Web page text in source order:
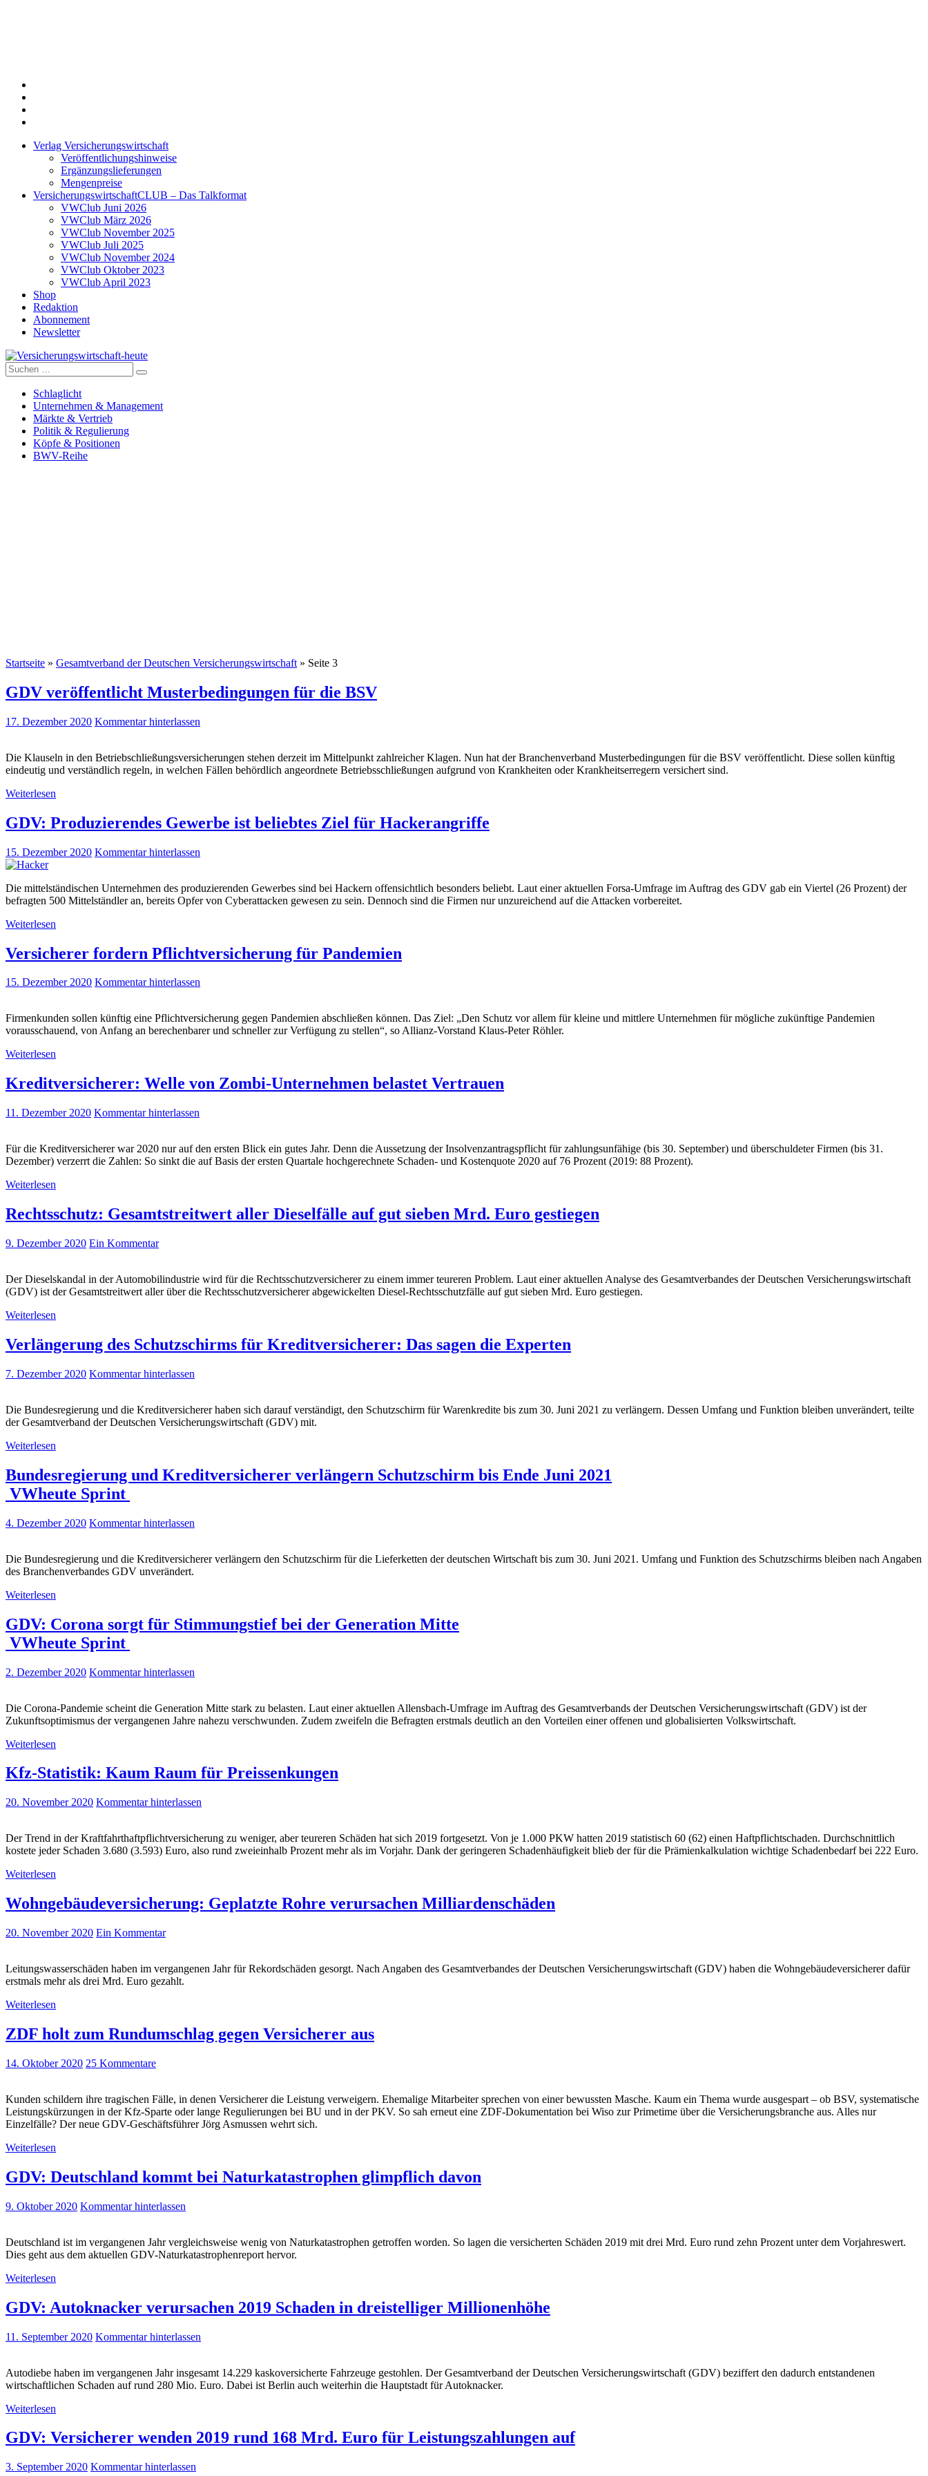
Verlag Versicherungswirtschaft
Veröffentlichungshinweise
Ergänzungslieferungen
Mengenpreise
VersicherungswirtschaftCLUB – Das Talkformat
VWClub Juni 2026
VWClub März 2026
VWClub November 2025
VWClub Juli 2025
VWClub November 2024
VWClub Oktober 2023
VWClub April 2023
Shop
Redaktion
Abonnement
Newsletter
Versicherungswirtschaft-heute
Suche
nach:
Schlaglicht
Unternehmen & Management
Märkte & Vertrieb
Politik & Regulierung
Köpfe & Positionen
BWV-Reihe
Startseite » Gesamtverband der Deutschen Versicherungswirtschaft » Seite 3
GDV veröffentlicht Musterbedingungen für die BSV
17. Dezember 2020 Kommentar hinterlassen
Die Klauseln in den Betriebschließungsversicherungen stehen derzeit im Mittelpunkt zahlreicher Klagen. Nun hat der Branchenverband Musterbedingungen für die BSV veröffentlicht. Diese sollen künftig
eindeutig und verständlich regeln, in welchen Fällen behördlich angeordnete Betriebsschließungen aufgrund von Krankheiten oder Krankheitserregern versichert sind.
Weiterlesen
GDV: Produzierendes Gewerbe ist beliebtes Ziel für Hackerangriffe
15. Dezember 2020 Kommentar hinterlassen
Die mittelständischen Unternehmen des produzierenden Gewerbes sind bei Hackern offensichtlich besonders beliebt. Laut einer aktuellen Forsa-Umfrage im Auftrag des GDV gab ein Viertel (26 Prozent) der
befragten 500 Mittelständler an, bereits Opfer von Cyberattacken gewesen zu sein. Dennoch sind die Firmen nur unzureichend auf die Attacken vorbereitet.
Weiterlesen
Versicherer fordern Pflichtversicherung für Pandemien
15. Dezember 2020 Kommentar hinterlassen
Firmenkunden sollen künftig eine Pflichtversicherung gegen Pandemien abschließen können. Das Ziel: „Den Schutz vor allem für kleine und mittlere Unternehmen für mögliche zukünftige Pandemien
vorausschauend, von Anfang an berechenbarer und schneller zur Verfügung zu stellen“, so Allianz-Vorstand Klaus-Peter Röhler.
Weiterlesen
Kreditversicherer: Welle von Zombi-Unternehmen belastet Vertrauen
11. Dezember 2020 Kommentar hinterlassen
Für die Kreditversicherer war 2020 nur auf den ersten Blick ein gutes Jahr. Denn die Aussetzung der Insolvenzantragspflicht für zahlungsunfähige (bis 30. September) und überschuldeter Firmen (bis 31.
Dezember) verzerrt die Zahlen: So sinkt die auf Basis der ersten Quartale hochgerechnete Schaden- und Kostenquote 2020 auf 76 Prozent (2019: 88 Prozent).
Weiterlesen
Rechtsschutz: Gesamtstreitwert aller Dieselfälle auf gut sieben Mrd. Euro gestiegen
9. Dezember 2020 Ein Kommentar
Der Dieselskandal in der Automobilindustrie wird für die Rechtsschutzversicherer zu einem immer teureren Problem. Laut einer aktuellen Analyse des Gesamtverbandes der Deutschen Versicherungswirtschaft
(GDV) ist der Gesamtstreitwert aller über die Rechtsschutzversicherer abgewickelten Diesel-Rechtsschutzfälle auf gut sieben Mrd. Euro gestiegen.
Weiterlesen
Verlängerung des Schutzschirms für Kreditversicherer: Das sagen die Experten
7. Dezember 2020 Kommentar hinterlassen
Die Bundesregierung und die Kreditversicherer haben sich darauf verständigt, den Schutzschirm für Warenkredite bis zum 30. Juni 2021 zu verlängern. Dessen Umfang und Funktion bleiben unverändert, teilte
der Gesamtverband der Deutschen Versicherungswirtschaft (GDV) mit.
Weiterlesen
Bundesregierung und Kreditversicherer verlängern Schutzschirm bis Ende Juni 2021
VWheute Sprint
4. Dezember 2020 Kommentar hinterlassen
Die Bundesregierung und die Kreditversicherer verlängern den Schutzschirm für die Lieferketten der deutschen Wirtschaft bis zum 30. Juni 2021. Umfang und Funktion des Schutzschirms bleiben nach Angaben
des Branchenverbandes GDV unverändert.
Weiterlesen
GDV: Corona sorgt für Stimmungstief bei der Generation Mitte
VWheute Sprint
2. Dezember 2020 Kommentar hinterlassen
Die Corona-Pandemie scheint die Generation Mitte stark zu belasten. Laut einer aktuellen Allensbach-Umfrage im Auftrag des Gesamtverbands der Deutschen Versicherungswirtschaft (GDV) ist der
Zukunftsoptimismus der vergangenen Jahre nahezu verschwunden. Zudem zweifeln die Befragten erstmals deutlich an den Vorteilen einer offenen und globalisierten Volkswirtschaft.
Weiterlesen
Kfz-Statistik: Kaum Raum für Preissenkungen
20. November 2020 Kommentar hinterlassen
Der Trend in der Kraftfahrthaftpflichtversicherung zu weniger, aber teureren Schäden hat sich 2019 fortgesetzt. Von je 1.000 PKW hatten 2019 statistisch 60 (62) einen Haftpflichtschaden. Durchschnittlich
kostete jeder Schaden 3.680 (3.593) Euro, also rund zweieinhalb Prozent mehr als im Vorjahr. Dank der geringeren Schadenhäufigkeit blieb der für die Prämienkalkulation wichtige Schadenbedarf bei 222 Euro.
Weiterlesen
Wohngebäudeversicherung: Geplatzte Rohre verursachen Milliardenschäden
20. November 2020 Ein Kommentar
Leitungswasserschäden haben im vergangenen Jahr für Rekordschäden gesorgt. Nach Angaben des Gesamtverbandes der Deutschen Versicherungswirtschaft (GDV) haben die Wohngebäudeversicherer dafür
erstmals mehr als drei Mrd. Euro gezahlt.
Weiterlesen
ZDF holt zum Rundumschlag gegen Versicherer aus
14. Oktober 2020 25 Kommentare
Kunden schildern ihre tragischen Fälle, in denen Versicherer die Leistung verweigern. Ehemalige Mitarbeiter sprechen von einer bewussten Masche. Kaum ein Thema wurde ausgespart – ob BSV, systematische
Leistungskürzungen in der Kfz-Sparte oder lange Regulierungen bei BU und in der PKV. So sah erneut eine ZDF-Dokumentation bei Wiso zur Primetime über die Versicherungsbranche aus. Alles nur
Einzelfälle? Der neue GDV-Geschäftsführer Jörg Asmussen wehrt sich.
Weiterlesen
GDV: Deutschland kommt bei Naturkatastrophen glimpflich davon
9. Oktober 2020 Kommentar hinterlassen
Deutschland ist im vergangenen Jahr vergleichsweise wenig von Naturkatastrophen getroffen worden. So lagen die versicherten Schäden 2019 mit drei Mrd. Euro rund zehn Prozent unter dem Vorjahreswert.
Dies geht aus dem aktuellen GDV-Naturkatastrophenreport hervor.
Weiterlesen
GDV: Autoknacker verursachen 2019 Schaden in dreistelliger Millionenhöhe
11. September 2020 Kommentar hinterlassen
Autodiebe haben im vergangenen Jahr insgesamt 14.229 kaskoversicherte Fahrzeuge gestohlen. Der Gesamtverband der Deutschen Versicherungswirtschaft (GDV) beziffert den dadurch entstandenen
wirtschaftlichen Schaden auf rund 280 Mio. Euro. Dabei ist Berlin auch weiterhin die Hauptstadt für Autoknacker.
Weiterlesen
GDV: Versicherer wenden 2019 rund 168 Mrd. Euro für Leistungszahlungen auf
3. September 2020 Kommentar hinterlassen